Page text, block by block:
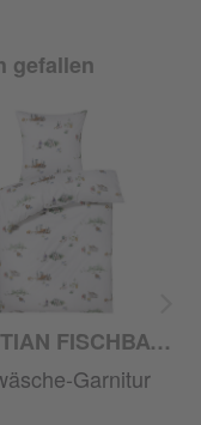
gefallen
CHRISTIAN FISCHBACHER
Garnitur